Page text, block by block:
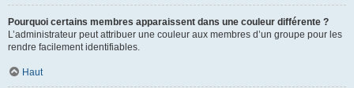
Pourquoi certains membres apparaissent dans une couleur différente ?
L’administrateur peut attribuer une couleur aux membres d’un groupe pour les
rendre facilement identifiables.
Haut